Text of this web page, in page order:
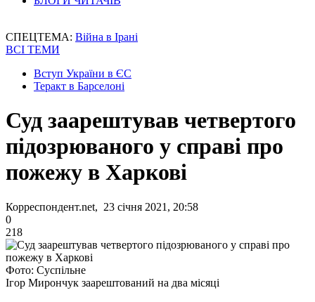
СПЕЦТЕМА: Війна в Ірані
ВСІ ТЕМИ
Вступ України в ЄС
Теракт в Барселоні
Суд заарештував четвертого
підозрюваного у справі про
пожежу в Харкові
Корреспондент.net, 23 січня 2021, 20:58
0
218
Фото: Суспільне
Ігор Мирончук заарештований на два місяці